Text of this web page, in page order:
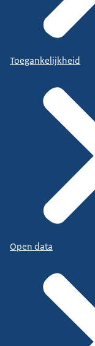
Toegankelijkheid
Open data